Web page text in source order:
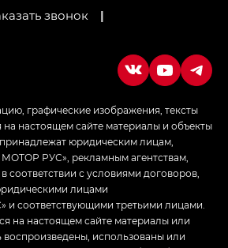
звонок
|
графические изображения, тексты
настоящем сайте материалы и объекты
юридическим лицам,
РУС», рекламным агентствам,
соответствии с условиями договоров,
лицами
соответствующими третьими лицами.
на настоящем сайте материалы или
воспроизведены, использованы или